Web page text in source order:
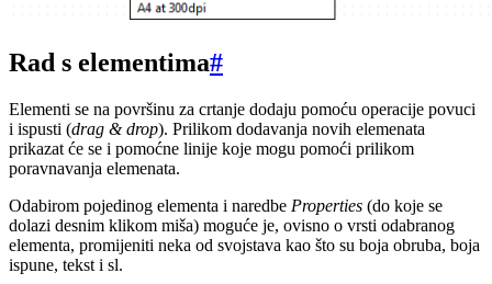
Rad s elementima#
Elementi se na površinu za crtanje dodaju pomoću operacije povuci
i ispusti (drag & drop). Prilikom dodavanja novih elemenata
prikazat će se i pomoćne linije koje mogu pomoći prilikom
poravnavanja elemenata.
Odabirom pojedinog elementa i naredbe Properties (do koje se
dolazi desnim klikom miša) moguće je, ovisno o vrsti odabranog
elementa, promijeniti neka od svojstava kao što su boja obruba, boja
ispune, tekst i sl.